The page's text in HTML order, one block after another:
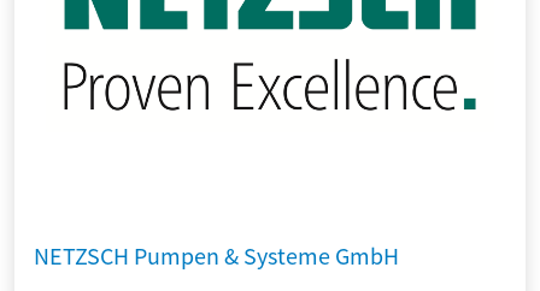
NETZSCH Pumpen & Systeme GmbH